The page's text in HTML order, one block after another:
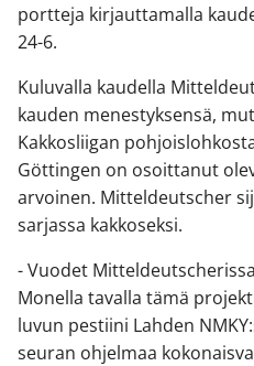
portteja kirjauttamalla
24-6.
Kuluvalla kaudella
kauden menestyksensä,
Kakkosliigan
Göttingen on osoittanut
arvoinen. Mitteldeutscher
sarjassa kakkoseksi.
- Vuodet
Monella tavalla tämä
luvun pestiini Lahden
seuran ohjelmaa